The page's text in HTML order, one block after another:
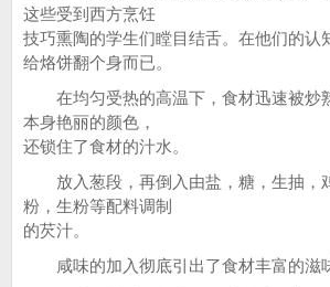
这些受到西方烹饪
技巧熏陶的学生们瞠目结舌。在他们的认
给烙饼翻个身而已。
在均匀受热的高温下，食材迅速被炒
本身艳丽的颜色，
还锁住了食材的汁水。
放入葱段，再倒入由盐，糖，生抽，
粉，生粉等配料调制
的芡汁。
咸味的加入彻底引出了食材丰富的滋